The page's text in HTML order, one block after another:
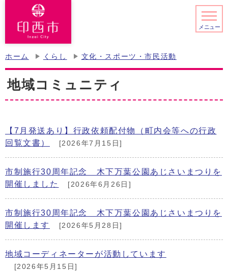
メニュー
ホーム くらし 文化・スポーツ・市民活動
地域コミュニティ
【7月発送あり】行政依頼配付物（町内会等への行政
回覧文書）
[2026年7月15日]
市制施行30周年記念 木下万葉公園あじさいまつりを
開催しました
[2026年6月26日]
市制施行30周年記念 木下万葉公園あじさいまつりを
開催します
[2026年5月28日]
地域コーディネーターが活動しています
[2026年5月15日]